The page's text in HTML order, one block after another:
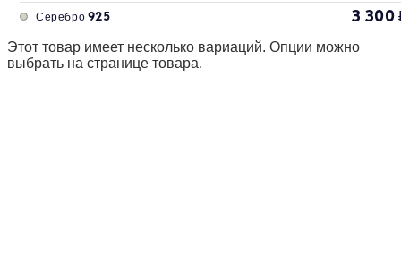
Серебро 925 3 300
Этот товар имеет несколько вариаций. Опции можно
выбрать на странице товара.